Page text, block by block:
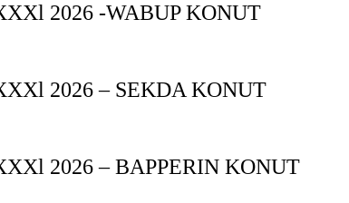
2026 -WABUP KONUT
2026 – SEKDA KONUT
2026 – BAPPERIN KONUT